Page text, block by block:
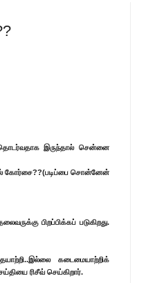
இருந்தால் சென்னை
கோர்சை??(படிப்பை சொன்னேன்
பிறப்பிக்கப் படுகிறது.
கடைமையாற்றிக்
ரிசீவ் செய்கிறார்.